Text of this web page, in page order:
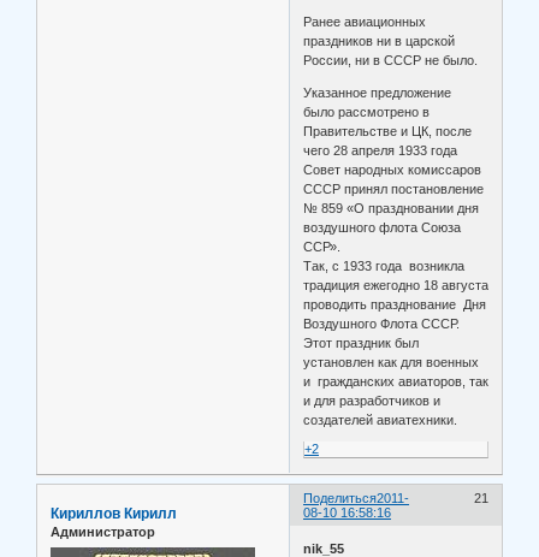
Ранее авиационных
праздников ни в царской
России, ни в СССР не было.
Указанное предложение
было рассмотрено в
Правительстве и ЦК, после
чего 28 апреля 1933 года
Совет народных комиссаров
СССР принял постановление
№ 859 «О праздновании дня
воздушного флота Союза
ССР».
Так, с 1933 года возникла
традиция ежегодно 18 августа
проводить празднование Дня
Воздушного Флота СССР.
Этот праздник был
установлен как для военных
и гражданских авиаторов, так
и для разработчиков и
создателей авиатехники.
+2
Поделиться 21
2011-
08-10 16:58:16
Кириллов Кирилл
Администратор
nik_55